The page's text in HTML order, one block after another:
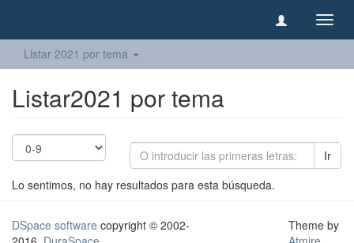
Listar 2021 por tema
Listar2021 por tema
Ir
Lo sentimos, no hay resultados para esta búsqueda.
DSpace software copyright © 2002-
Theme by